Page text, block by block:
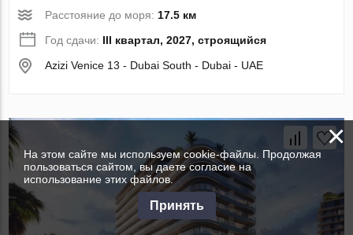
Расстояние до моря: 17.5 км
Год сдачи: III квартал, 2027, строящийся
Azizi Venice 13 - Dubai South - Dubai - UAE
×
На этом сайте мы используем cookie-файлы. Продолжая
пользоваться сайтом, вы даете согласие на
использование этих файлов.
Принять